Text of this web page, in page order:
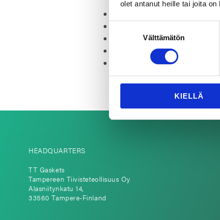
olet antanut heille tai joita
Välttämätön
KIELLÄ
Reliability is not a feature – it
TT Gaskets Welcomes MAKE
Welcome to the team, Samuli!
HEADQUARTERS
TT Gaskets
Tampereen Tiivisteteollisuus Oy
Alasniitynkatu 14,
33560 Tampere-Finland